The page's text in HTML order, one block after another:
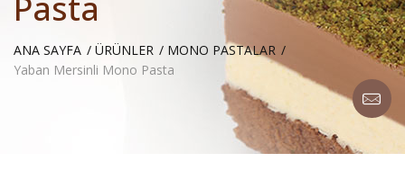
ANA SAYFA ÜRÜNLER
MONO PASTALAR
Yaban Mersinli Mono Pasta